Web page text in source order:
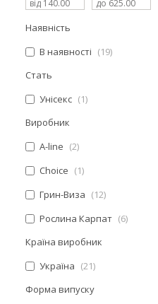
Наявність
В наявності
19
Стать
Унісекс
1
Виробник
A-line
2
Choice
1
Грин-Виза
12
Рослина Карпат
6
Країна виробник
Україна
21
Форма випуску